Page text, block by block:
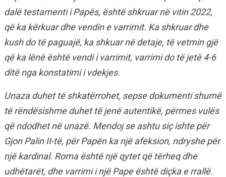
dalë testamenti i Papës, është shkruar në vitin 2022,
që ka kërkuar dhe vendin e varrimit. Ka shkruar dhe
kush do të paguajë, ka shkuar në detaje, të vetmin gjë
që ka lënë është vendi i varrimit, varrimi do të jetë 4-6
ditë nga konstatimi i vdekjes.
Unaza duhet të shkatërrohet, sepse dokumenti shumë
të rëndësishme duhet të jenë autentikë, përmes vulës
që ndodhet në unazë. Mendoj se ashtu siç ishte për
Gjon Palin II-të, për Papën ka një afeksion, ndryshe për
një kardinal. Roma është një qytet që tërheq dhe
udhëtarët, dhe varrimi i një Pape është diçka e rrallë.